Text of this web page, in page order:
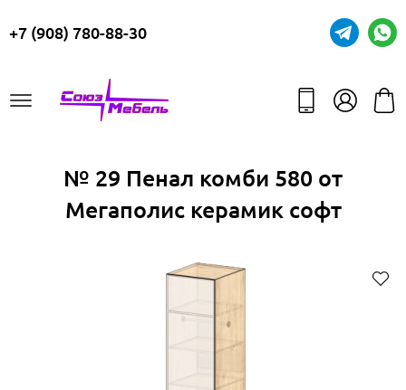
+7 (908) 780-88-30
№ 29 Пенал комби 580 от
Мегаполис керамик софт